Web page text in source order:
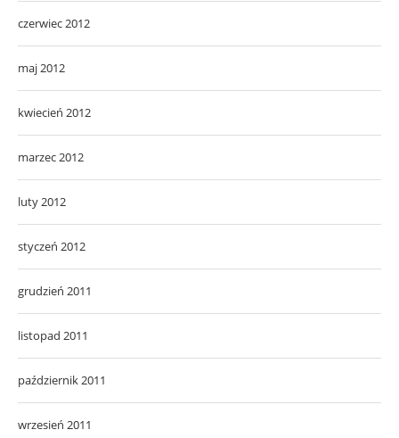
czerwiec 2012
maj 2012
kwiecień 2012
marzec 2012
luty 2012
styczeń 2012
grudzień 2011
listopad 2011
październik 2011
wrzesień 2011